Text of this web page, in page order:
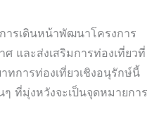
ารเดินหน้าพัฒนาโครงการ
และส่งเสริมการท่องเที่ยวที่
การท่องเที่ยวเชิงอนุรักษ์นี้
ที่มุ่งหวังจะเป็นจุดหมายการ